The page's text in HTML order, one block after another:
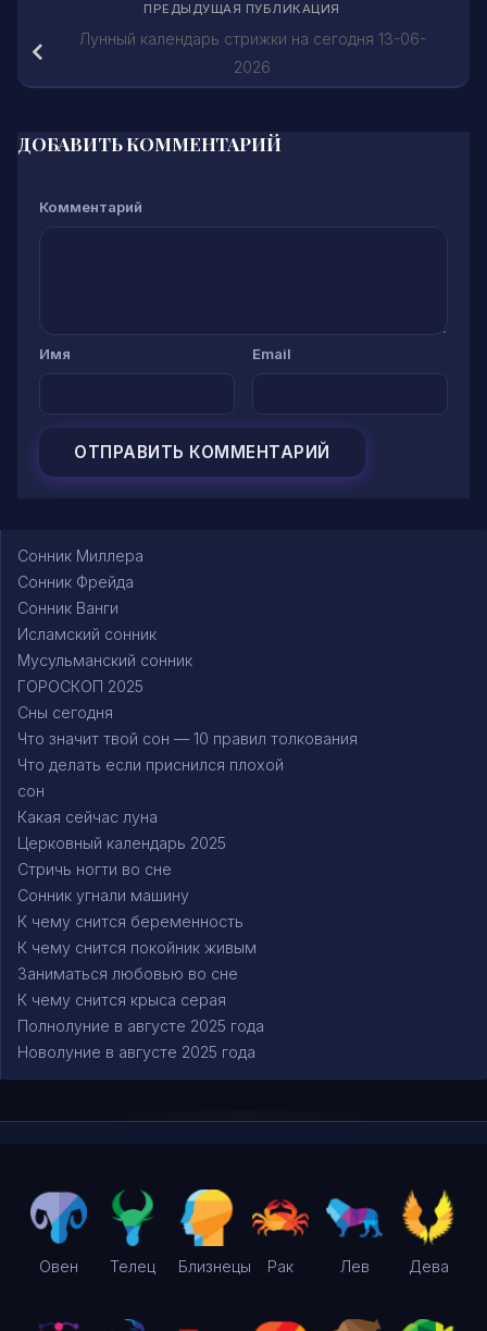
ПРЕДЫДУЩАЯ ПУБЛИКАЦИЯ
Лунный календарь стрижки на сегодня 13-06-
2026
ДОБАВИТЬ КОММЕНТАРИЙ
Комментарий
Имя Email
Сонник Миллера
Сонник Фрейда
Сонник Ванги
Исламский сонник
Мусульманский сонник
ГОРОСКОП 2025
Сны сегодня
Что значит твой сон — 10 правил толкования
Что делать если приснился плохой
сон
Какая сейчас луна
Церковный календарь 2025
Стричь ногти во сне
Сонник угнали машину
К чему снится беременность
К чему снится покойник живым
Заниматься любовью во сне
К чему снится крыса серая
Полнолуние в августе 2025 года
Новолуние в августе 2025 года
Овен Телец Близнецы Рак Лев Дева